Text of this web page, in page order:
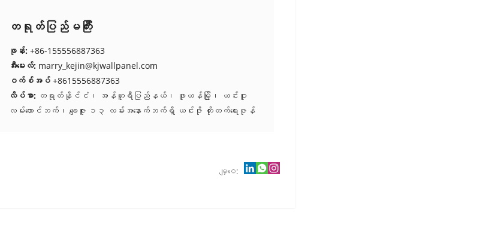
တရုတ်ပြည်မကြီး
ဖုန်း: +86-155556887363
အီးမေးလ်: marry_kejin@kjwallpanel.com
ဝက်စ်အပ် +8615556887363
လိပ်စာ: တရုတ်နိုင်ငံ၊ အန်ဟူရီပြည်နယ်၊ ဖူယန်မြို့၊ ယင်းဝူ
လမ်းတောင်ဘက်၊ ချေဇူး ၁၃ လမ်းအနောက်ဘက်ရှိ ယင်းဇို တိုးတက်ရေးဇုန်
မျှဝေ: